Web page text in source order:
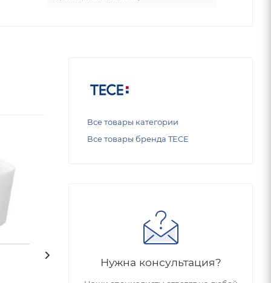
Чаша
Все товары категории
Все товары бренда TECE
Нужна консультация?